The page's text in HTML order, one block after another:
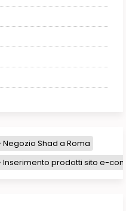
Negozio Shad a Roma
Inserimento prodotti sito e-